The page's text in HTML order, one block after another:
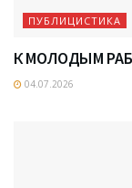
ПУБЛИЦИСТИКА
К МОЛОДЫМ
04.07.2026